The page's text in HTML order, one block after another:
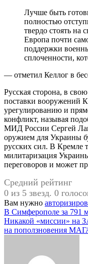
Лучше быть готовым. Я не думаю, что Америка
полностью
твердо стоять на
Европа почти
поддержки
сплоченности,
— отметил Келлог в
Русская сторона, в
поставки вооружений
урегулированию и
конфликт, называя
МИД России Сергей
оружием для Украины
русских сил. В Кремле
милитаризация
переговоров и может
Средний рейтинг
0 из 5 звезд. 0
Вам нужно
Навигация
по
В Симферополе за 791
Никакой «миссии» на
на поползновения